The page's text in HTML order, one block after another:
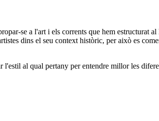
se a l'art i els corrents que hem estructurat
dins el seu context històric, per això es
al qual pertany per entendre millor les